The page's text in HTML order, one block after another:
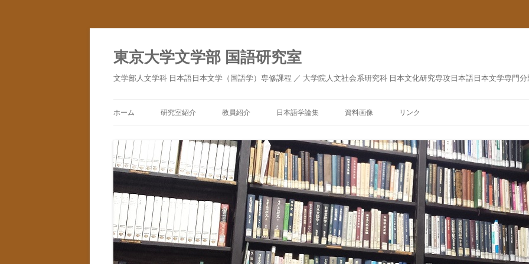
コ
テ
ン
ツ
へ
ス
東京大学文学部 国語研究室
文学部人文学科 日本語日本文学（国語学）専修課程 ／ 大学院人文社会系研究科 日本文化研究専攻日本語日本文学専門分
ホーム 研究室紹介 教員紹介 日本語学論集 資料画像 リンク